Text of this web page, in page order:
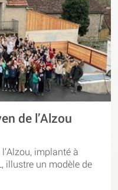
de l’Alzou
implanté à
illustre un modèle de